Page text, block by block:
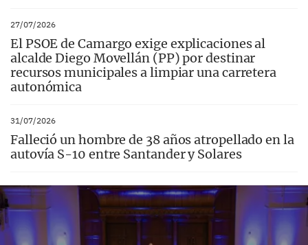
27/07/2026
El PSOE de Camargo exige explicaciones al
alcalde Diego Movellán (PP) por destinar
recursos municipales a limpiar una carretera
autonómica
31/07/2026
Falleció un hombre de 38 años atropellado en la
autovía S-10 entre Santander y Solares